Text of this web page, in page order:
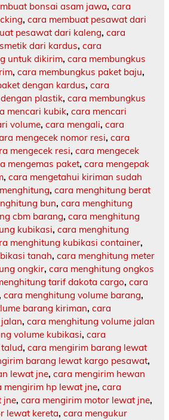
bonsai asam jawa, cara
, cara membuat pesawat dari
pesawat dari kaleng, cara
dari kardus, cara
untuk dikirim, cara membungkus
, cara membungkus paket baju,
dengan kardus, cara
plastik, cara membungkus
mencari kubik, cara mencari
volume, cara mengali, cara
mengecek nomor resi, cara
mengecek resi, cara mengecek
mengemas paket, cara mengepak
, cara mengetahui kiriman sudah
, cara menghitung berat
bun, cara menghitung
cbm barang, cara menghitung
kubikasi, cara menghitung
menghitung kubikasi container,
tanah, cara menghitung meter
ongkir, cara menghitung ongkos
tarif dakota cargo, cara
cara menghitung volume barang,
barang kiriman, cara
, cara menghitung volume jalan
volume kubikasi, cara
, cara mengirim barang lewat
barang lewat kargo pesawat,
lewat jne, cara mengirim hewan
mengirim hp lewat jne, cara
jne, cara mengirim motor lewat jne,
lewat kereta, cara mengukur